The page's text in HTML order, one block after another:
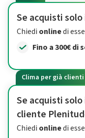
Se acquisti
Chiedi onlinedi
Fino a 300€ di
Clima per già clienti
Se acquisti
cliente
Chiedi onlinedi